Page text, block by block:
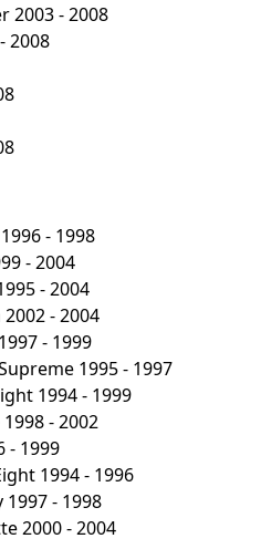
2003 - 2008
2008
- 1998
- 2004
- 2004
- 2004
- 1999
1995 - 1997
1994 - 1999
- 2002
- 1999
1994 - 1996
- 1998
2000 - 2004